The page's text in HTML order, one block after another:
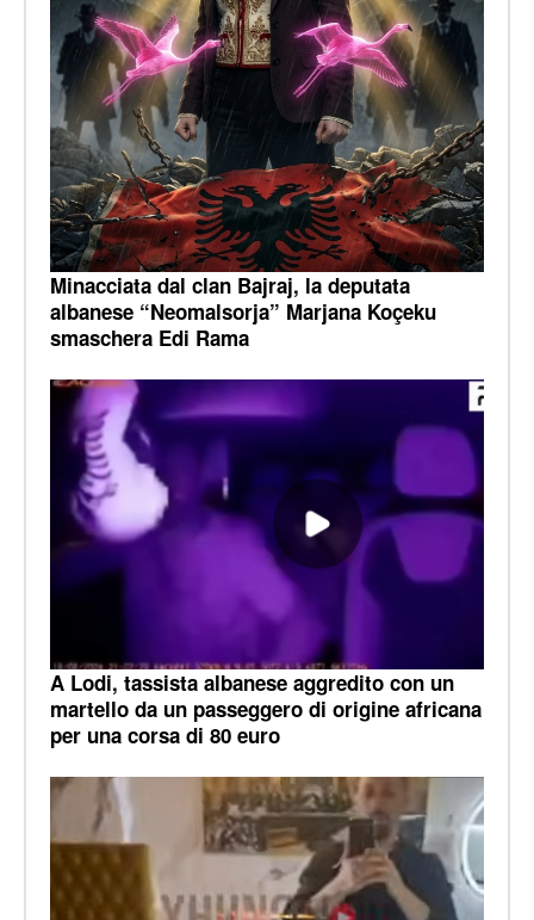
Minacciata dal clan Bajraj, la deputata
albanese “Neomalsorja” Marjana Koçeku
smaschera Edi Rama
A Lodi, tassista albanese aggredito con un
martello da un passeggero di origine africana
per una corsa di 80 euro